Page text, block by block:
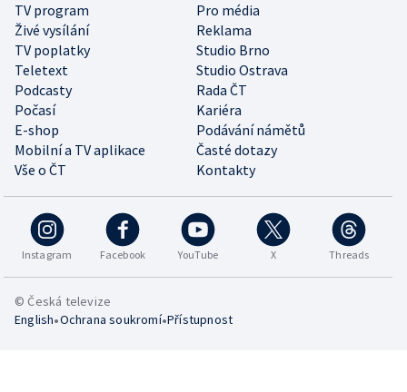
TV program
Pro média
Živé vysílání
Reklama
TV poplatky
Studio Brno
Teletext
Studio Ostrava
Podcasty
Rada ČT
Počasí
Kariéra
E-shop
Podávání námětů
Mobilní a TV aplikace
Časté dotazy
Vše o ČT
Kontakty
Instagram Facebook YouTube X Threads
© Česká televize
English•Ochrana soukromí•Přístupnost